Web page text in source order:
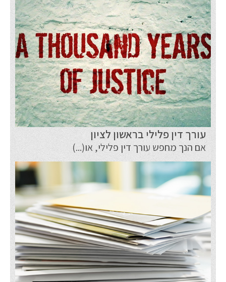
עורך דין פלילי בראשון לציון
אם הנך מחפש עורך דין פלילי, או(...)